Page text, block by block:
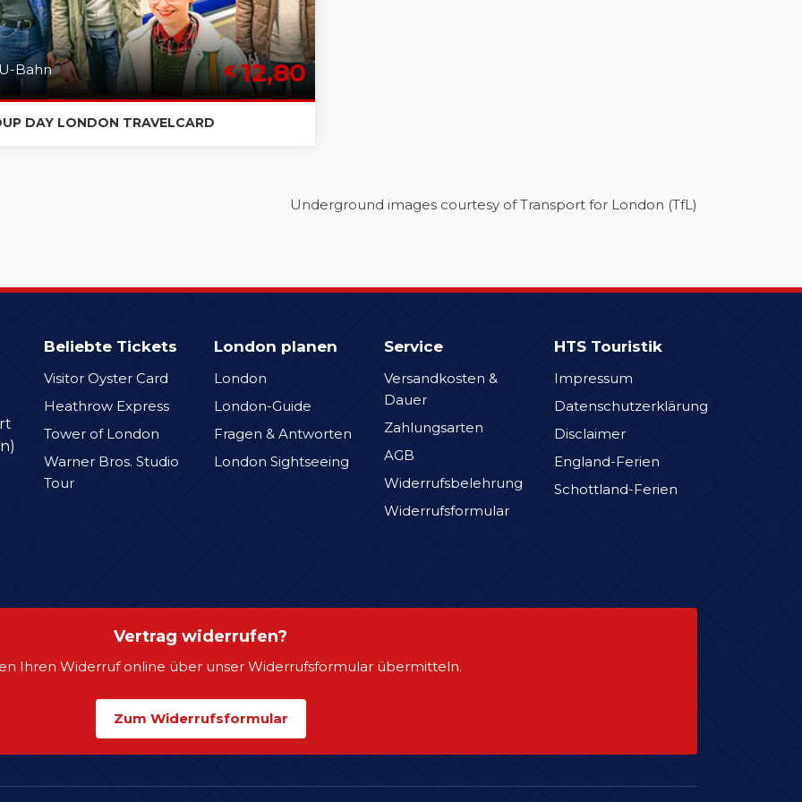
Bahn €12,80
DAY LONDON TRAVELCARD
Underground images courtesy of Transport for London (TfL)
Beliebte Tickets
Visitor Oyster Card
Heathrow Express
Tower of London
Warner Bros. Studio
Tour
London planen
London
London-Guide
Fragen & Antworten
London Sightseeing
Service
Versandkosten &
Dauer
Zahlungsarten
AGB
Widerrufsbelehrung
Widerrufsformular
HTS Touristik
Impressum
Datenschutzerklärung
Disclaimer
England-Ferien
Schottland-Ferien
Vertrag widerrufen?
Ihren Widerruf online über unser Widerrufsformular übermitteln.
Zum Widerrufsformular